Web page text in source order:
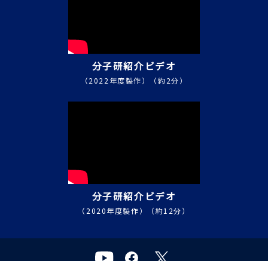
分子研紹介ビデオ
（2022年度製作）（約2分）
分子研紹介ビデオ
（2020年度製作）（約12分）